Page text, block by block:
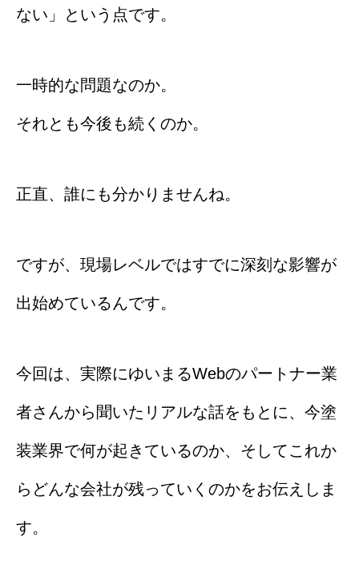
ない」という点です。
一時的な問題なのか。
それとも今後も続くのか。
正直、誰にも分かりませんね。
ですが、現場レベルではすでに深刻な影響が
出始めているんです。
今回は、実際にゆいまるWebのパートナー業
者さんから聞いたリアルな話をもとに、今塗
装業界で何が起きているのか、そしてこれか
らどんな会社が残っていくのかをお伝えしま
す。